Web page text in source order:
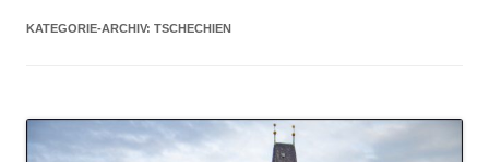
KATEGORIE-ARCHIV: TSCHECHIEN